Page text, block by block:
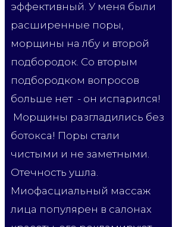
эффективный. У меня были
расширенные поры,
морщины на лбу и второй
подбородок. Со вторым
подбородком вопросов
больше нет - он испарился!
Морщины разгладились без
ботокса! Поры стали
чистыми и не заметными.
Отечность ушла.
Миофасциальный массаж
лица популярен в салонах